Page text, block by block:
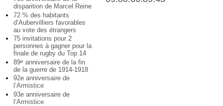
disparition de Marcel Reine
72 % des habitants
d’Aubervilliers favorables
au vote des étrangers
75 invitations pour 2
personnes à gagner pour la
finale de rugby du Top 14
89e anniversaire de la fin
de la guerre de 1914-1918
92e anniversaire de
l’Armistice
93e anniversaire de
l’Armistice